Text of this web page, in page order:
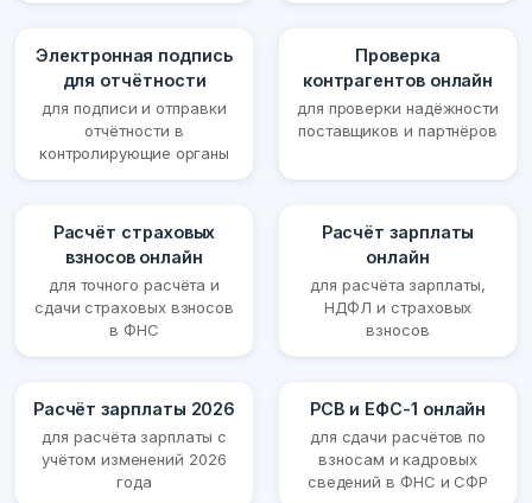
Электронная подпись
для отчётности
для подписи и отправки
отчётности в
контролирующие органы
Проверка
контрагентов онлайн
для проверки надёжности
поставщиков и партнёров
Расчёт страховых
взносов онлайн
для точного расчёта и
сдачи страховых взносов
в ФНС
Расчёт зарплаты
онлайн
для расчёта зарплаты,
НДФЛ и страховых
взносов
Расчёт зарплаты 2026
для расчёта зарплаты с
учётом изменений 2026
года
РСВ и ЕФС-1 онлайн
для сдачи расчётов по
взносам и кадровых
сведений в ФНС и СФР